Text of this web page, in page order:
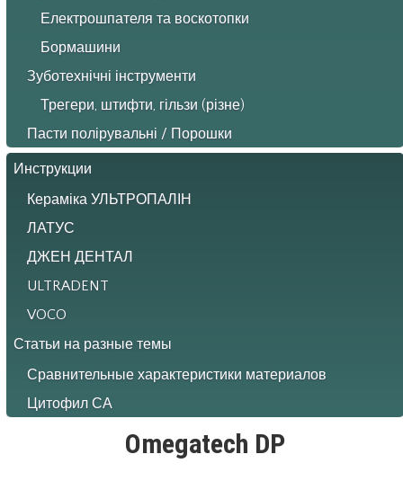
Електрошпателя та воскотопки
Бормашини
Зуботехнічні інструменти
Трегери, штифти, гільзи (різне)
Пасти полірувальні / Порошки
Инструкции
Кераміка УЛЬТРОПАЛІН
ЛАТУС
ДЖЕН ДЕНТАЛ
ULTRADENT
VOCO
Статьи на разные темы
Сравнительные характеристики материалов
Цитофил СА
Omegatech DP